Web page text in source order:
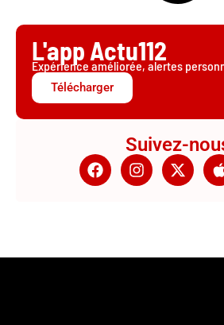
L'app Actu112
Expérience améliorée, alertes
Télécharger
Suivez-